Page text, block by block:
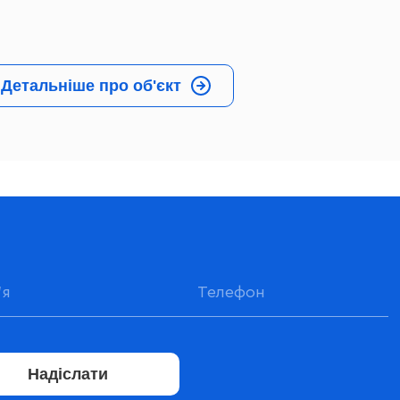
Детальніше про об'єкт
Надіслати